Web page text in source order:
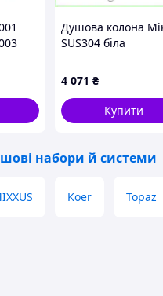
душ
Душова колона
SUS304 біла
HK4507041
4 071 ₴
Купити
набори й системи
Koer Topaz